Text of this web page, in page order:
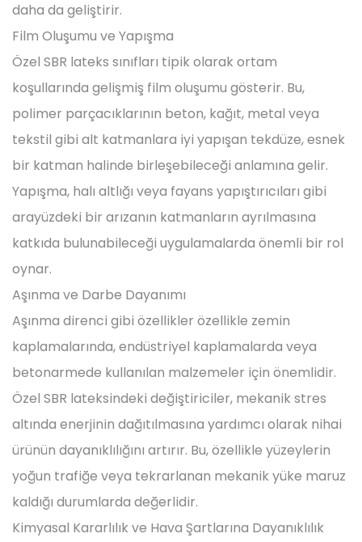
daha da geliştirir.
Film Oluşumu ve Yapışma
Özel SBR lateks sınıfları tipik olarak ortam
koşullarında gelişmiş film oluşumu gösterir. Bu,
polimer parçacıklarının beton, kağıt, metal veya
tekstil gibi alt katmanlara iyi yapışan tekdüze, esnek
bir katman halinde birleşebileceği anlamına gelir.
Yapışma, halı altlığı veya fayans yapıştırıcıları gibi
arayüzdeki bir arızanın katmanların ayrılmasına
katkıda bulunabileceği uygulamalarda önemli bir rol
oynar.
Aşınma ve Darbe Dayanımı
Aşınma direnci gibi özellikler özellikle zemin
kaplamalarında, endüstriyel kaplamalarda veya
betonarmede kullanılan malzemeler için önemlidir.
Özel SBR lateksindeki değiştiriciler, mekanik stres
altında enerjinin dağıtılmasına yardımcı olarak nihai
ürünün dayanıklılığını artırır. Bu, özellikle yüzeylerin
yoğun trafiğe veya tekrarlanan mekanik yüke maruz
kaldığı durumlarda değerlidir.
Kimyasal Kararlılık ve Hava Şartlarına Dayanıklılık